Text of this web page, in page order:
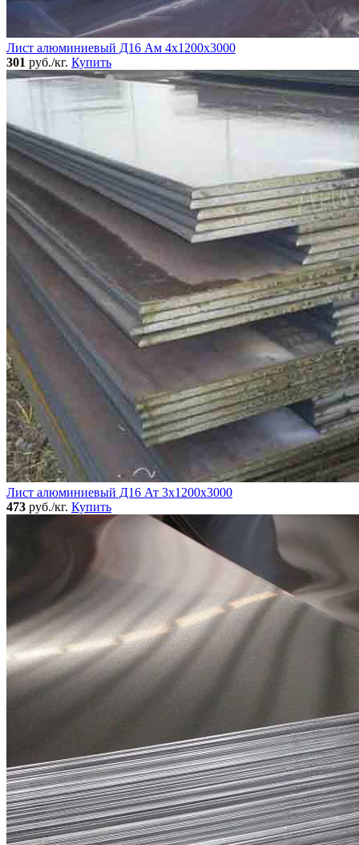
Лист алюминиевый Д16 Ам 4х1200х3000
301 руб./кг. Купить
Лист алюминиевый Д16 Ат 3х1200х3000
473 руб./кг. Купить